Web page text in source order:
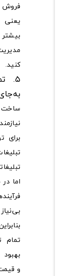
فروش را
یعنی شما
بیشتر بر
مدیریت
۵.
به‌جای
ساخت
نیازمند
برای تولید
تبلیغاتی و
اما در
فرآیندها
بی‌نیاز
بنابراین
تمام تمرکز
بهبود
و